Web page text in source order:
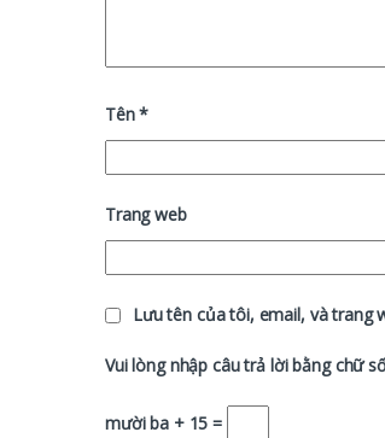
Tên*
Trang web
Lưu tên của tôi, email, và trang
Vui lòng nhập câu trả lời bằng chữ
mười ba + 15 =